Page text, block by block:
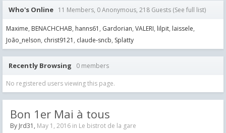
Who's Online 11 Members, 0 Anonymous, 218 Guests (See full list)
Maxime BENACHCHAB hanns61 Gardorian VALERI lilpit laissele
João_nelson christ9121 claude-sncb Splatty
Recently Browsing 0 members
No registered users viewing this page.
Bon 1er Mai à tous
By Jrd31 , May 1, 2016 in Le bistrot de la gare